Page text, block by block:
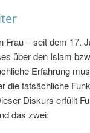
– seit dem 17.
über den Islam
Erfahrung
die tatsächliche
Diskurs erfüllt
das zwei: